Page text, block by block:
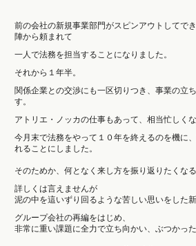
前の会社の新規事業部門がスピンアウトしてで
陣から頼まれて
一人で法務を担当することになりました。
それから１年半。
関係企業との交渉にも一区切りつき、事業の立
す。
アトリエ・ノッカの仕事もあって、相当忙しくな
今月末で法務をやって１０年を終えるのを機に
れることにしました。
そのためか、何となく来し方を振り返りたくな
詳しくは言えませんが
泥の中を這いずり回るような苦しい思いをした
グループ会社の再編をはじめ、
非常に重い課題に全力で立ち向かい、ぶつかった